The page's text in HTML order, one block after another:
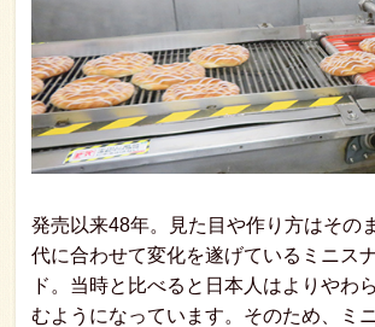
発売以来48年。見た目や作り方はその
代に合わせて変化を遂げているミニス
ド。当時と比べると日本人はよりやわ
むようになっています。そのため、ミ